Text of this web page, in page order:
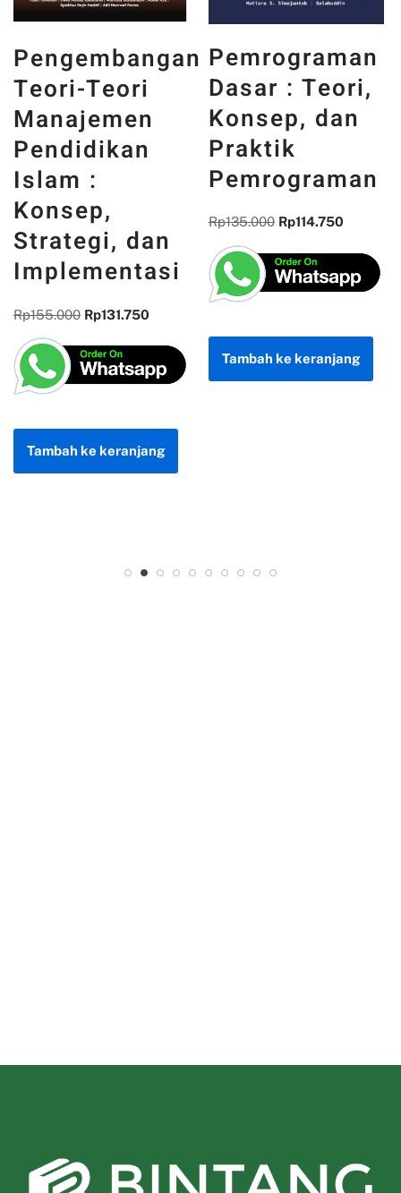
Pemrograman
Dasar : Teori,
Konsep, dan
Praktik
Pemrograman
Rp135.000 Rp 114.750
Tambah ke keranjang
PANCASILA
DAN WAJAH
INDONESIA :
MEMORI,
PENGALAMAN,
DAN
REFLEKSI
KEBANGSAAN
Rp300.000 Rp255.000